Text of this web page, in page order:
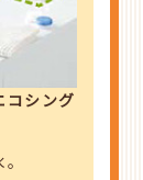
コシング